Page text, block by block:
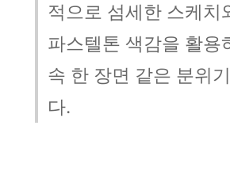
적으로 섬세한 스케치
파스텔톤 색감을 활용
속 한 장면 같은 분위
다.